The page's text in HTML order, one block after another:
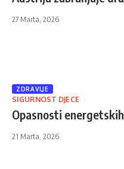
27 Marta, 2026
ZDRAVLJE
SIGURNOST DJECE
Opasnosti
21 Marta, 2026